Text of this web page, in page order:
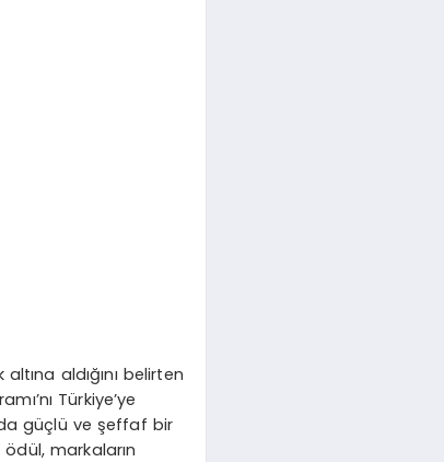
aldığını belirten
Türkiye’ye
güçlü ve şeffaf bir
markaların